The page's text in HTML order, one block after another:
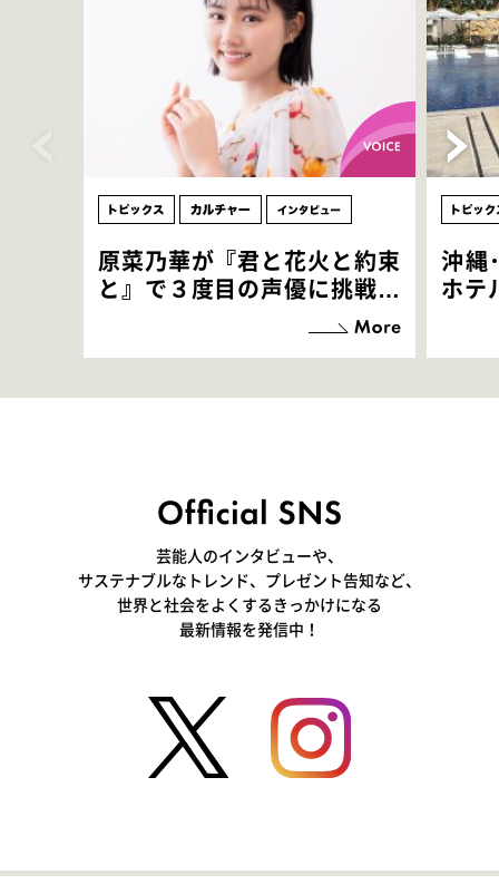
原菜乃華が『君と花火と約束
と』で３度目の声優に挑戦！
「お邪魔させてもらっている
感覚ですが､お芝居に没頭で
沖縄
ホテ
芸能人のインタビューや、
サステナブルなトレンド、プレゼント告知など、
世界と社会をよくするきっかけになる
最新情報を発信中！